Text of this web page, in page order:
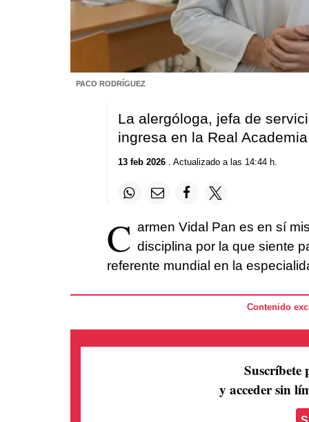
PACO RODRÍGUEZ
La alergóloga, jefa de
ingresa en la Real
13 feb 2026. Actualizado a las 14:44 h.
C armen Vidal Pan es en sí
disciplina por la que siente
referente mundial en la
Contenido
Suscríbete
y acceder sin